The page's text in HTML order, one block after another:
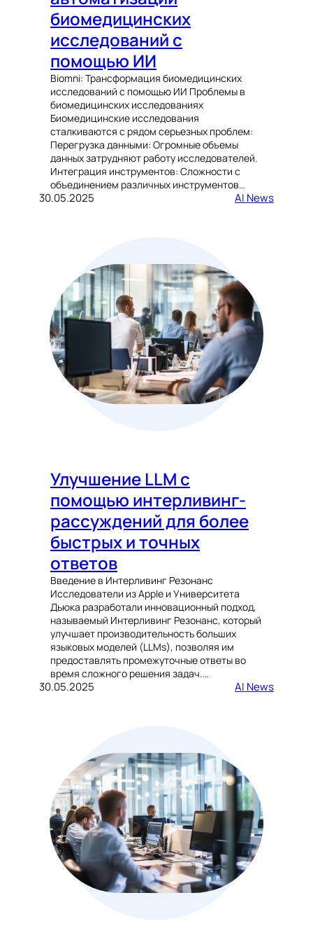
биомедицинских
исследований с
помощью ИИ
Biomni: Трансформация биомедицинских
исследований с помощью ИИ Проблемы в
биомедицинских исследованиях
Биомедицинские исследования
сталкиваются с рядом серьезных проблем:
Перегрузка данными: Огромные объемы
данных затрудняют работу исследователей.
Интеграция инструментов: Сложности с
объединением различных инструментов…
30.05.2025 AI News
Улучшение LLM с
помощью интерливинг-
рассуждений для более
быстрых и точных
ответов
Введение в Интерливинг Резонанс
Исследователи из Apple и Университета
Дьюка разработали инновационный подход,
называемый Интерливинг Резонанс, который
улучшает производительность больших
языковых моделей (LLMs), позволяя им
предоставлять промежуточные ответы во
время сложного решения задач.…
30.05.2025 AI News